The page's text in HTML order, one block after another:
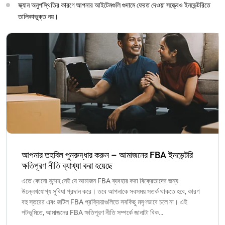
স্ক্যান অনুপস্থিতির কারণে আপনার আইটেমগুলি গুদামে ফেরত দেওয়া সত্ত্বেও ইনভেন্টরিতে
তালিকাভুক্ত নয়।
আপনার তহবিল পুনরুদ্ধার করুন – আমাজনের FBA ইনভেন্টরি
ক্ষতিপূরণ নীতি ব্যাখ্যা করা হয়েছে
এতে কোনো সন্দেহ নেই যে আমাজন FBA ব্যবহার করা বিক্রেতাদের জন্য
উল্লেখযোগ্য সুবিধা প্রদান করে। তবে আপনাকে সবসময় সতর্ক থাকতে হবে, কারণ
বহু স্তরের এবং জটিল FBA প্রক্রিয়াগুলিতে সবকিছু মসৃণভাবে চলে না। এই
পটভূমিতে, আমাজনের FBA ক্ষতিপূরণ নীতি সম্পর্কে জানাটা বিক…